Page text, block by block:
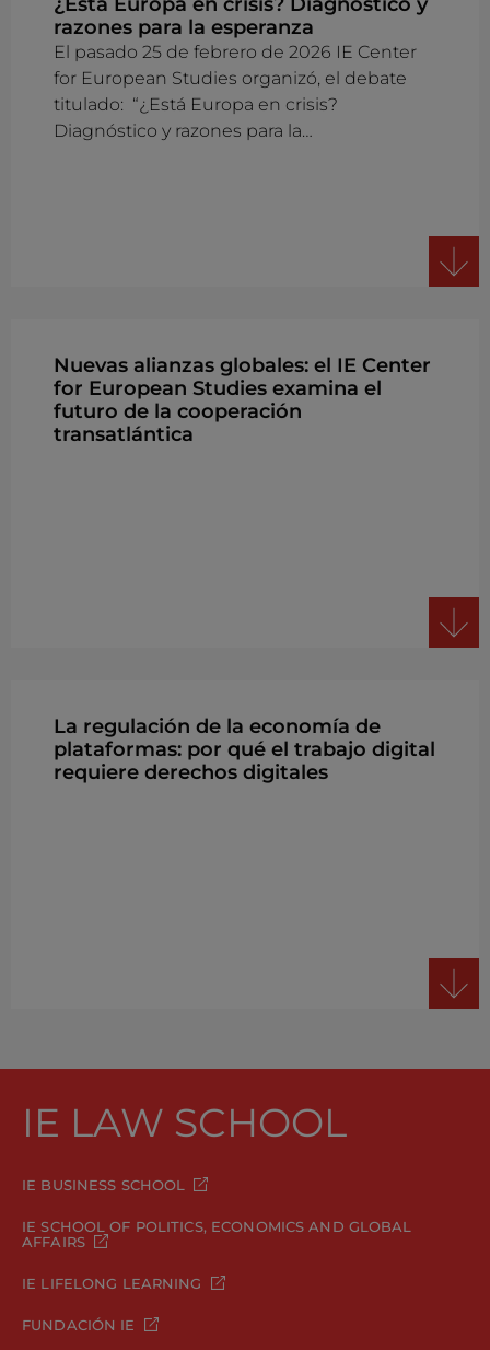
razones para la esperanza
El pasado 25 de febrero de 2026 IE Center
for European Studies organizó, el debate
titulado: “¿Está Europa en crisis?
Diagnóstico y razones para la…
Nuevas alianzas globales: el IE Center
for European Studies examina el
futuro de la cooperación
transatlántica
La regulación de la economía de
plataformas: por qué el trabajo digital
requiere derechos digitales
IE LAW SCHOOL
IE BUSINESS SCHOOL
IE SCHOOL OF POLITICS, ECONOMICS AND GLOBAL
AFFAIRS
IE LIFELONG LEARNING
FUNDACIÓN IE